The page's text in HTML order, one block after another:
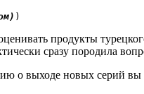
)
продукты
сразу породила
о выходе новых серий вы